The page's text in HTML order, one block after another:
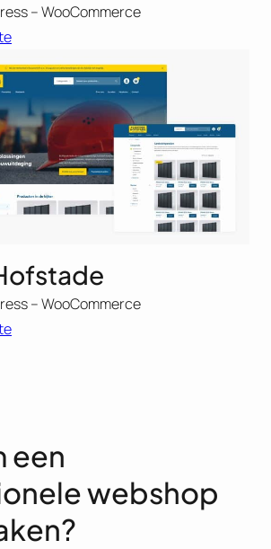
– WooCommerce
– WooCommerce
een
webshop